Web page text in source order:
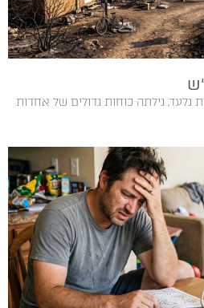
גילתה כוחות גדולים של אחדות